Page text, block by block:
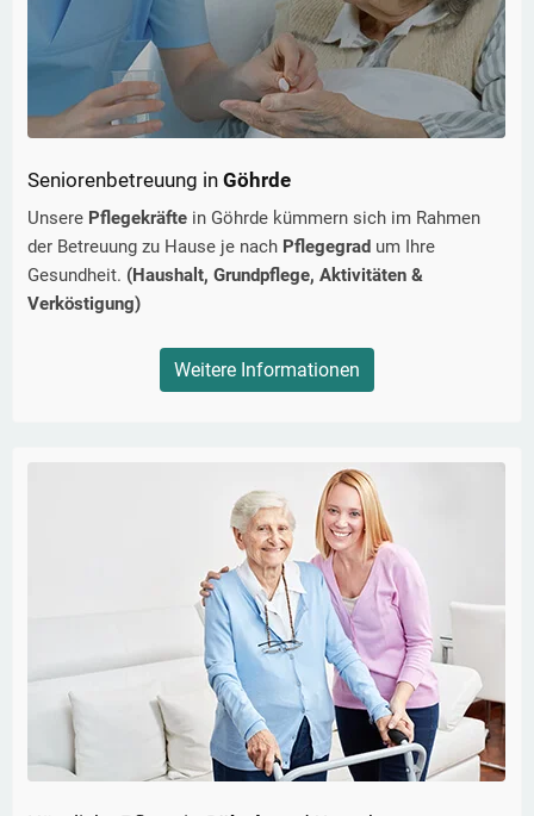
Seniorenbetreuung in Göhrde
Unsere Pflegekräfte in Göhrde kümmern sich im Rahmen
der Betreuung zu Hause je nach Pflegegrad um Ihre
Gesundheit. (Haushalt, Grundpflege, Aktivitäten &
Verköstigung)
Weitere Informationen